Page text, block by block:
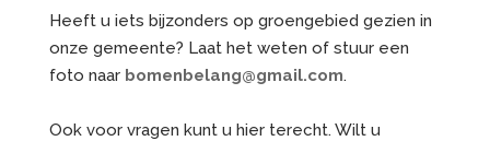
Heeft u iets bijzonders op groengebied gezien in
onze gemeente? Laat het weten of stuur een
foto naar bomenbelang@gmail.com.
Ook voor vragen kunt u hier terecht. Wilt u